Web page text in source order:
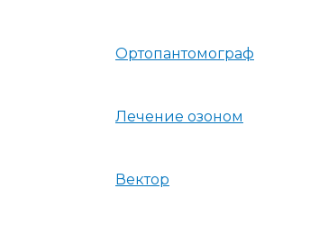
Ортопантомограф
Лечение озоном
Вектор